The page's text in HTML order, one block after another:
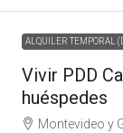
ALQUILER TEMPORAL
Vivir PDD
huéspedes
Montevideo y